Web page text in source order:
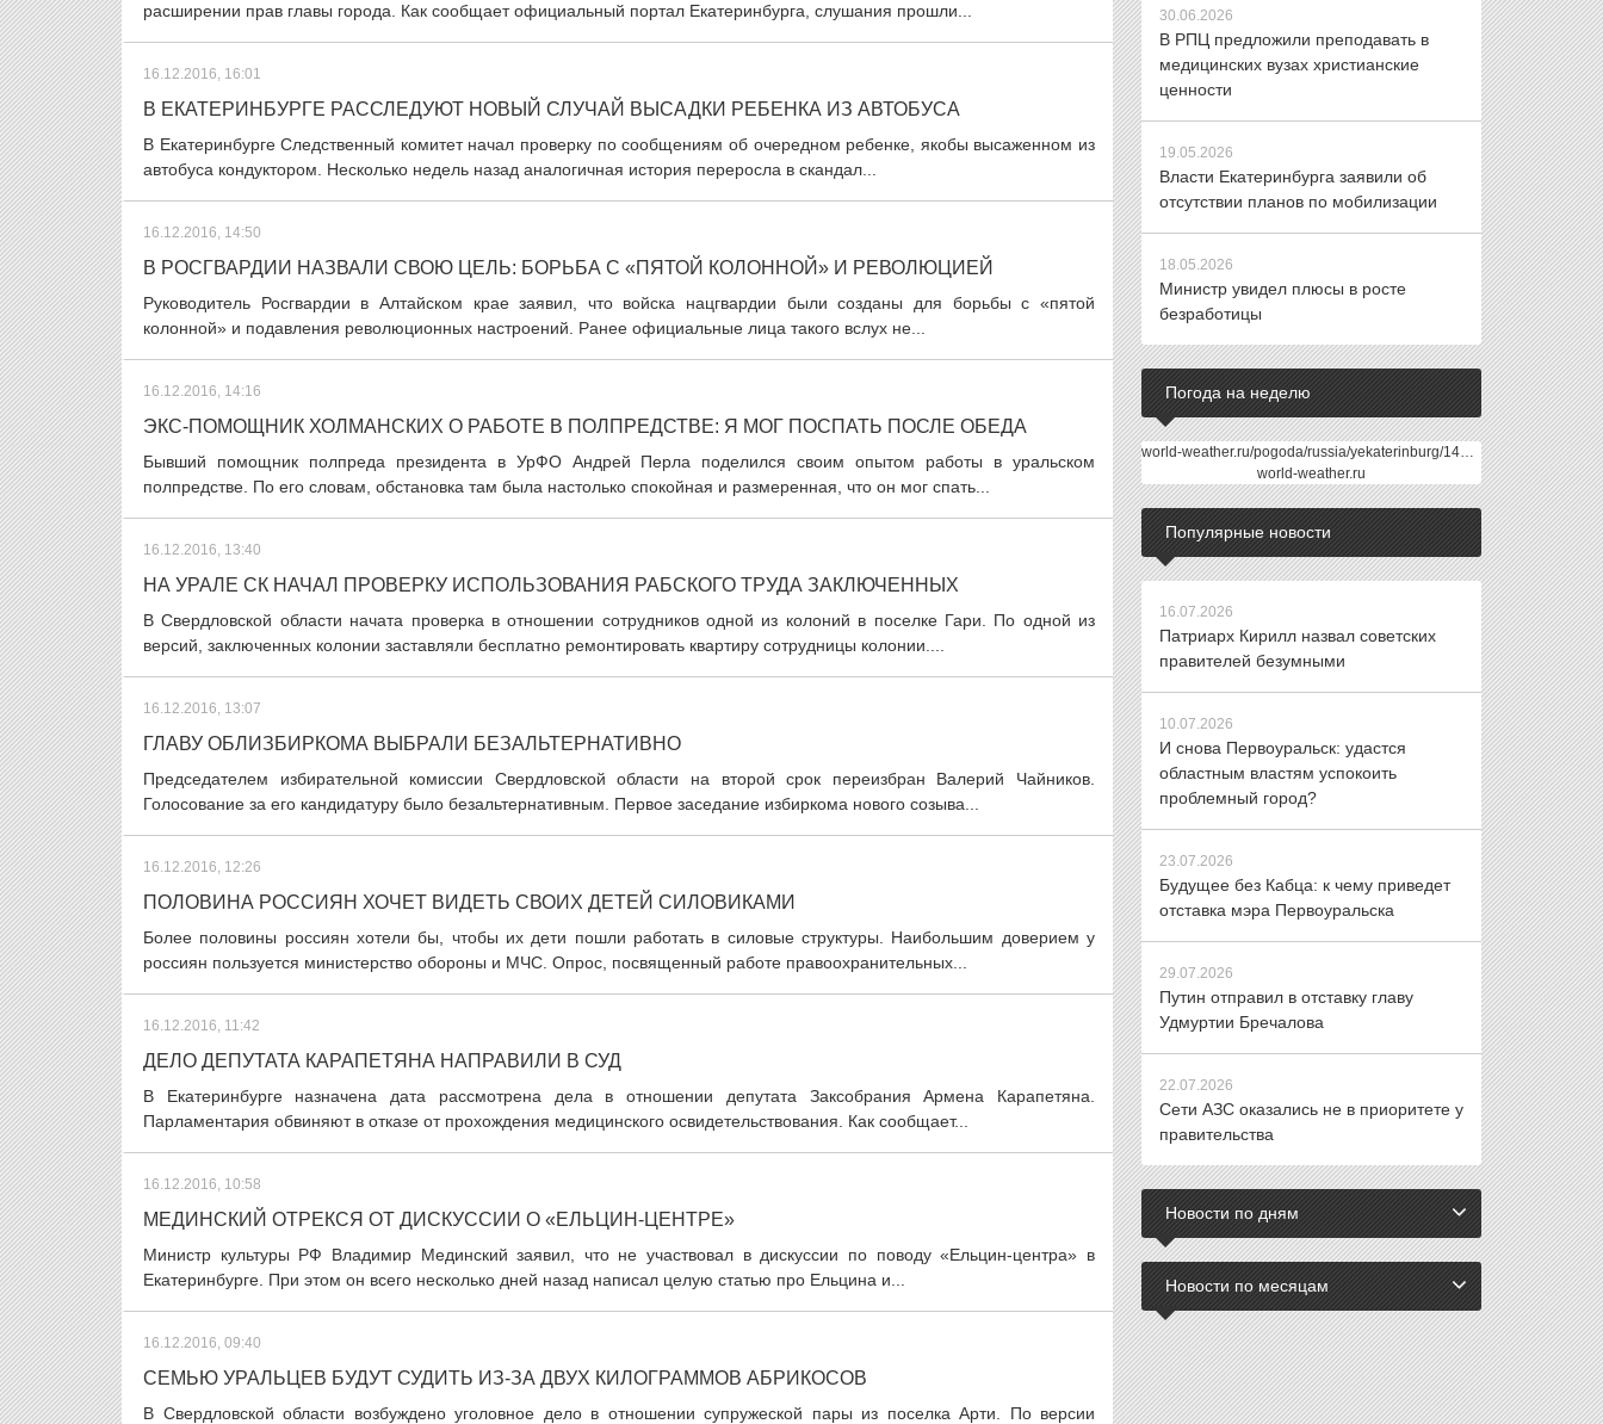
расширении прав главы города. Как сообщает официальный портал Екатеринбурга, слушания прошли...
16.12.2016, 16:01
В ЕКАТЕРИНБУРГЕ РАССЛЕДУЮТ НОВЫЙ СЛУЧАЙ ВЫСАДКИ РЕБЕНКА ИЗ АВТОБУСА
В Екатеринбурге Следственный комитет начал проверку по сообщениям об очередном ребенке, якобы высаженном из
автобуса кондуктором. Несколько недель назад аналогичная история переросла в скандал...
16.12.2016, 14:50
В РОСГВАРДИИ НАЗВАЛИ СВОЮ ЦЕЛЬ: БОРЬБА С «ПЯТОЙ КОЛОННОЙ» И РЕВОЛЮЦИЕЙ
Руководитель Росгвардии в Алтайском крае заявил, что войска нацгвардии были созданы для борьбы с «пятой
колонной» и подавления революционных настроений. Ранее официальные лица такого вслух не...
16.12.2016, 14:16
ЭКС-ПОМОЩНИК ХОЛМАНСКИХ О РАБОТЕ В ПОЛПРЕДСТВЕ: Я МОГ ПОСПАТЬ ПОСЛЕ ОБЕДА
Бывший помощник полпреда президента в УрФО Андрей Перла поделился своим опытом работы в уральском
полпредстве. По его словам, обстановка там была настолько спокойная и размеренная, что он мог спать...
16.12.2016, 13:40
НА УРАЛЕ СК НАЧАЛ ПРОВЕРКУ ИСПОЛЬЗОВАНИЯ РАБСКОГО ТРУДА ЗАКЛЮЧЕННЫХ
В Свердловской области начата проверка в отношении сотрудников одной из колоний в поселке Гари. По одной из
версий, заключенных колонии заставляли бесплатно ремонтировать квартиру сотрудницы колонии....
16.12.2016, 13:07
ГЛАВУ ОБЛИЗБИРКОМА ВЫБРАЛИ БЕЗАЛЬТЕРНАТИВНО
Председателем избирательной комиссии Свердловской области на второй срок переизбран Валерий Чайников.
Голосование за его кандидатуру было безальтернативным. Первое заседание избиркома нового созыва...
16.12.2016, 12:26
ПОЛОВИНА РОССИЯН ХОЧЕТ ВИДЕТЬ СВОИХ ДЕТЕЙ СИЛОВИКАМИ
Более половины россиян хотели бы, чтобы их дети пошли работать в силовые структуры. Наибольшим доверием у
россиян пользуется министерство обороны и МЧС. Опрос, посвященный работе правоохранительных...
16.12.2016, 11:42
ДЕЛО ДЕПУТАТА КАРАПЕТЯНА НАПРАВИЛИ В СУД
В Екатеринбурге назначена дата рассмотрена дела в отношении депутата Заксобрания Армена Карапетяна.
Парламентария обвиняют в отказе от прохождения медицинского освидетельствования. Как сообщает...
16.12.2016, 10:58
МЕДИНСКИЙ ОТРЕКСЯ ОТ ДИСКУССИИ О «ЕЛЬЦИН-ЦЕНТРЕ»
Министр культуры РФ Владимир Мединский заявил, что не участвовал в дискуссии по поводу «Ельцин-центра» в
Екатеринбурге. При этом он всего несколько дней назад написал целую статью про Ельцина и...
16.12.2016, 09:40
СЕМЬЮ УРАЛЬЦЕВ БУДУТ СУДИТЬ ИЗ-ЗА ДВУХ КИЛОГРАММОВ АБРИКОСОВ
В Свердловской области возбуждено уголовное дело в отношении супружеской пары из поселка Арти. По версии
30.06.2026
В РПЦ предложили преподавать в
медицинских вузах христианские
ценности
19.05.2026
Власти Екатеринбурга заявили об
отсутствии планов по мобилизации
18.05.2026
Министр увидел плюсы в росте
безработицы
Погода на неделю
world-weather.ru/pogoda/russia/yekaterinburg/14days/
world-weather.ru
Популярные новости
16.07.2026
Патриарх Кирилл назвал советских
правителей безумными
10.07.2026
И снова Первоуральск: удастся
областным властям успокоить
проблемный город?
23.07.2026
Будущее без Кабца: к чему приведет
отставка мэра Первоуральска
29.07.2026
Путин отправил в отставку главу
Удмуртии Бречалова
22.07.2026
Сети АЗС оказались не в приоритете у
правительства
Новости по дням
Новости по месяцам